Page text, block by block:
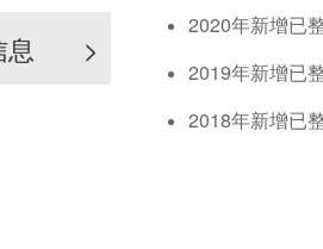
>
2020年新增已
2019年新增已
2018年新增已